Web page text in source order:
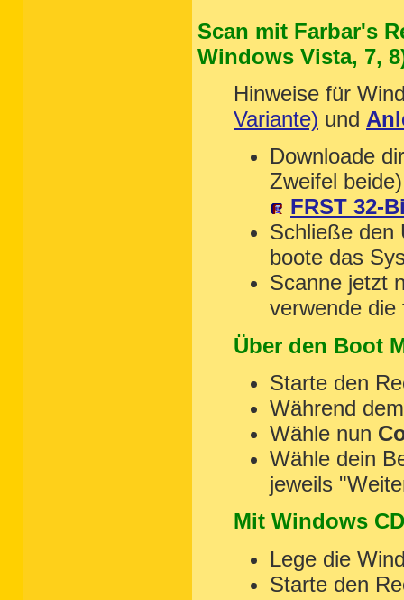
Scan mit Farbar's
Windows Vista, 7,
Hinweise für
Variante) und
Downloade
Zweifel
FRST 32-
Schließe den
boote das
Scanne jetzt
verwende
Über den Boot
Starte den
Während
Wähle nun
Wähle dein
jeweils
Mit Windows
Lege die
Starte den